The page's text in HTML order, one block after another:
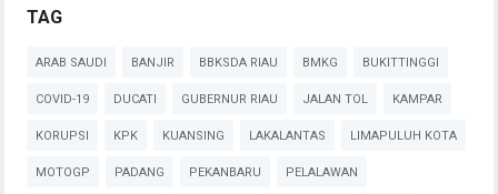
TAG
ARAB SAUDI BANJIR BBKSDA RIAU BMKG BUKITTINGGI
COVID-19 DUCATI GUBERNUR RIAU JALAN TOL KAMPAR
KORUPSI KPK KUANSING LAKALANTAS LIMAPULUH KOTA
MOTOGP PADANG PEKANBARU PELALAWAN